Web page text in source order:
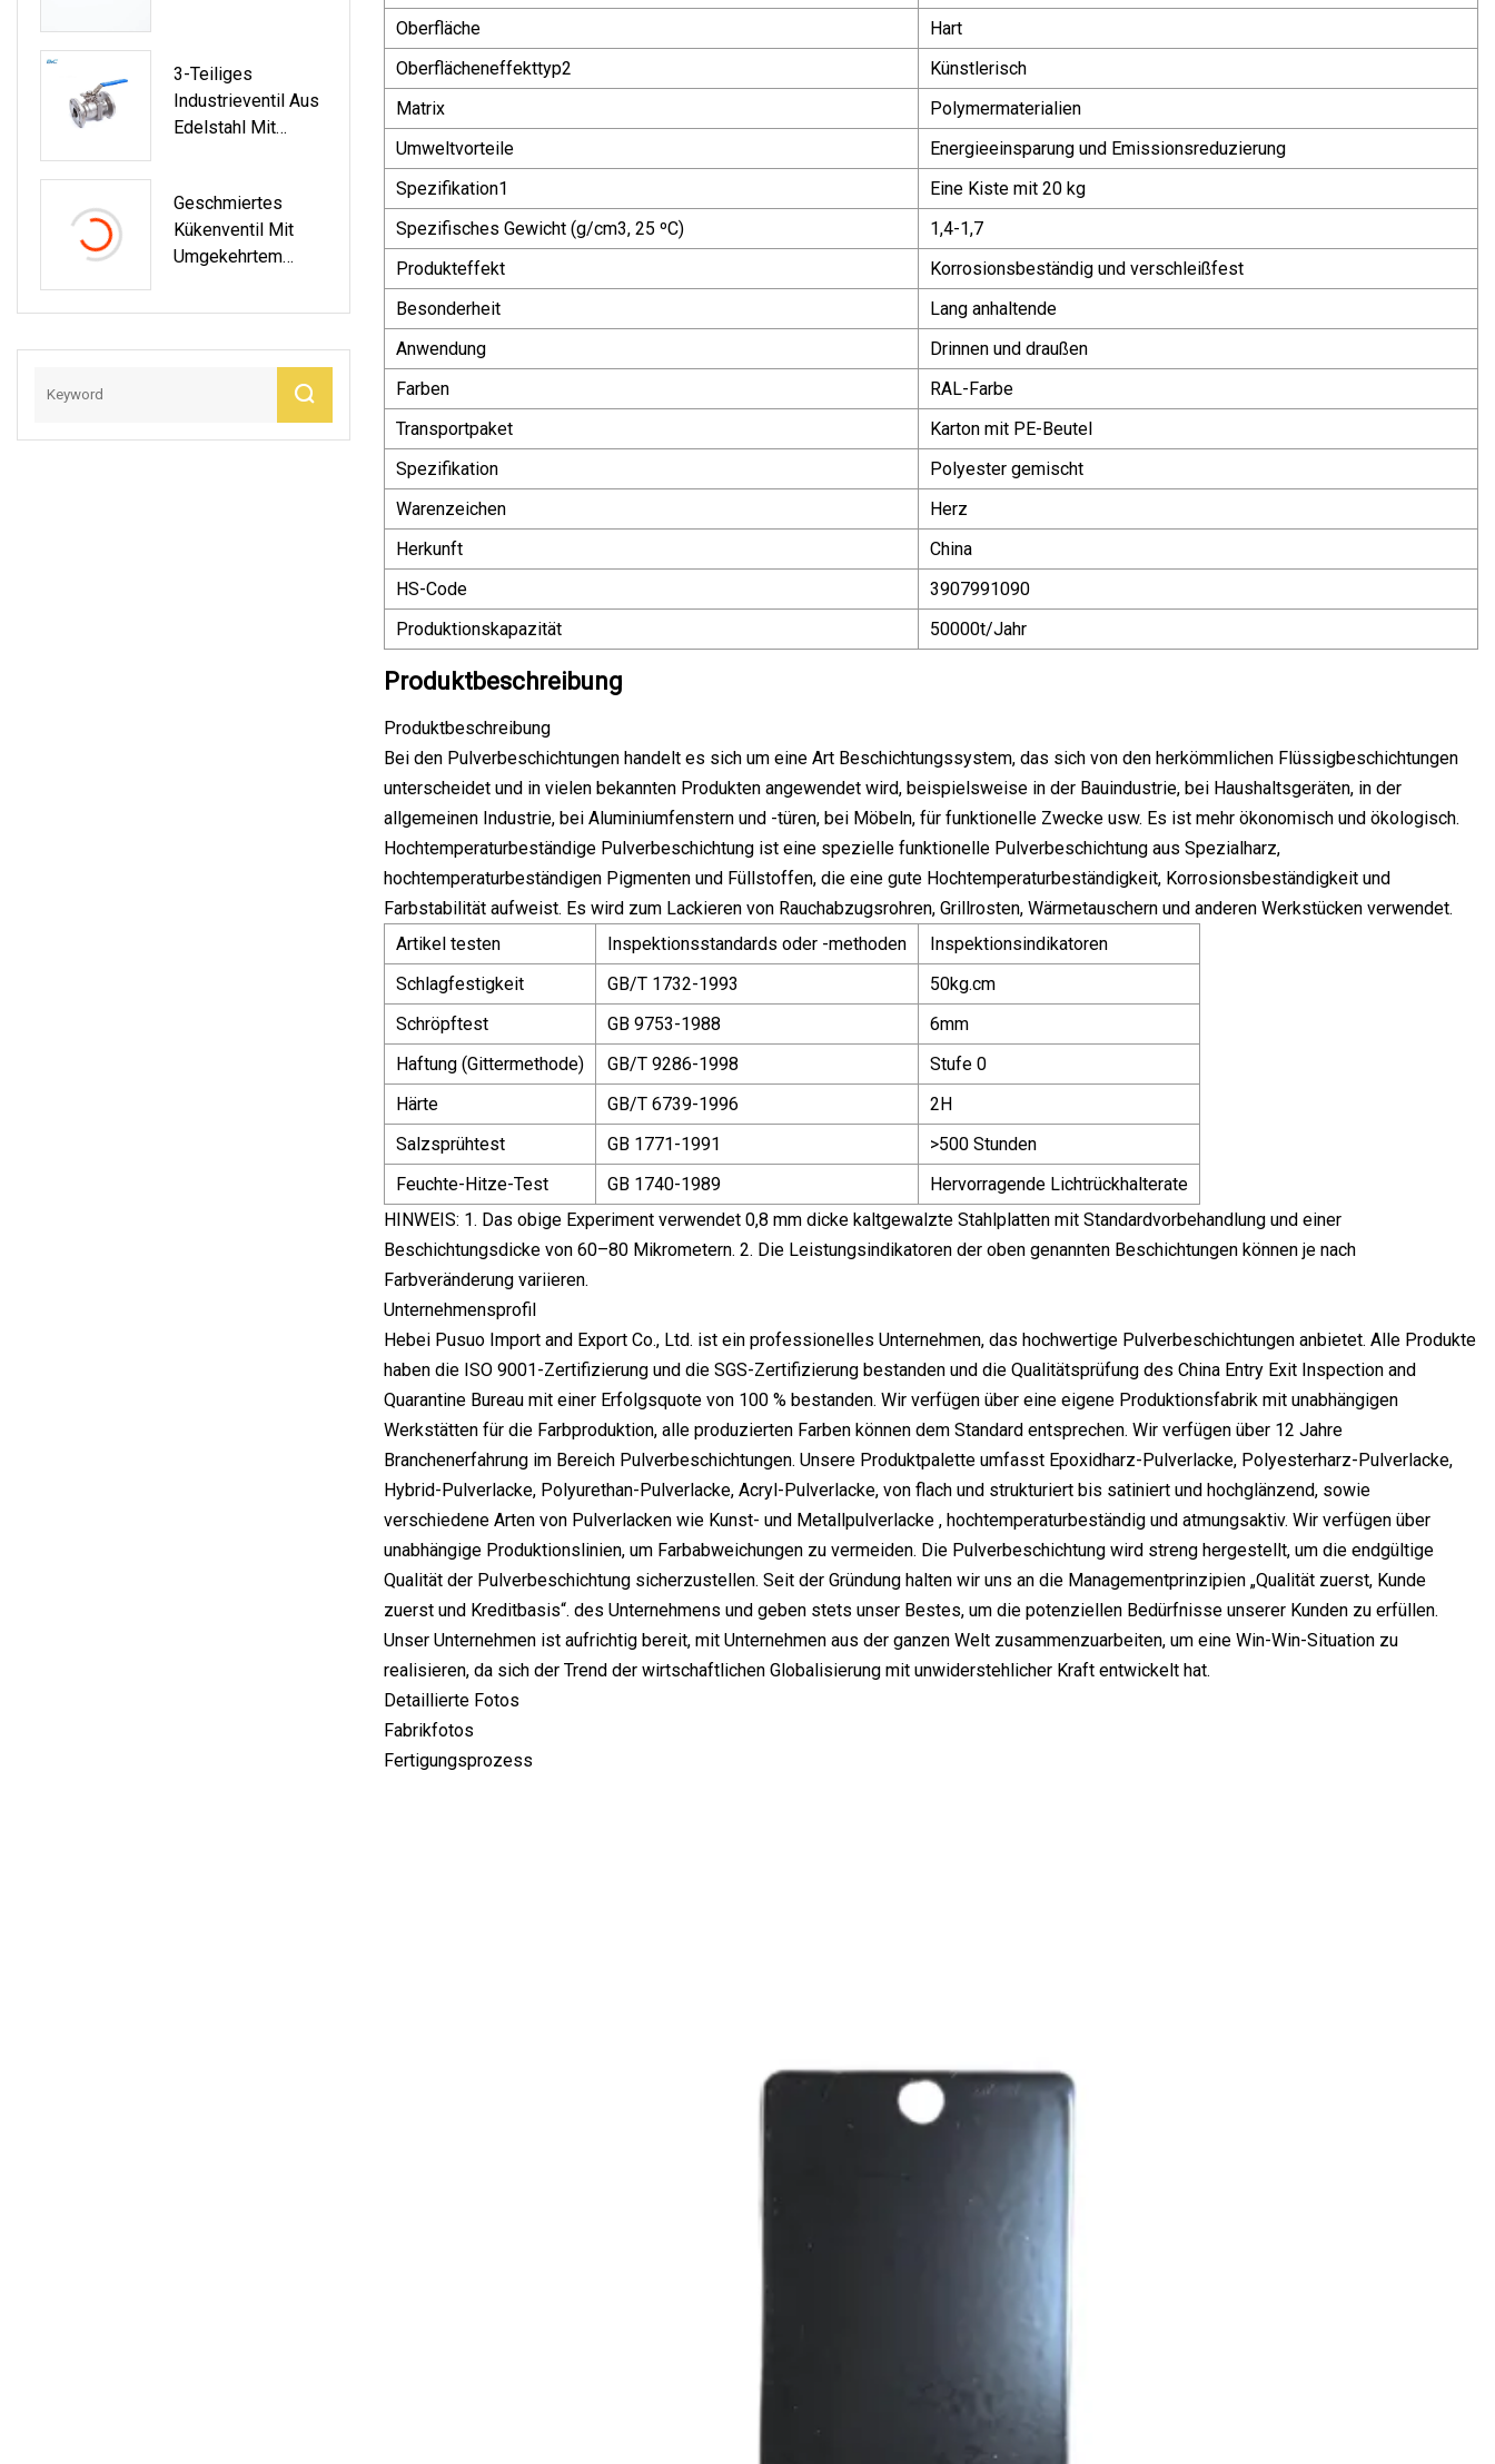
3-Teiliges
Industrieventil Aus
Edelstahl Mit
Gewinde
Geschmiertes
Kükenventil Mit
Umgekehrtem
(GAX47F)
Oberfläche
Hart
Oberflächeneffekttyp2
Künstlerisch
Matrix
Polymermaterialien
Umweltvorteile
Energieeinsparung und Emissionsreduzierung
Spezifikation1
Eine Kiste mit 20 kg
Spezifisches Gewicht (g/cm3, 25 ºC)
1,4-1,7
Produkteffekt
Korrosionsbeständig und verschleißfest
Besonderheit
Lang anhaltende
Anwendung
Drinnen und draußen
Farben
RAL-Farbe
Transportpaket
Karton mit PE-Beutel
Spezifikation
Polyester gemischt
Warenzeichen
Herz
Herkunft
China
HS-Code
3907991090
Produktionskapazität
50000t/Jahr
Produktbeschreibung
Produktbeschreibung
Bei den Pulverbeschichtungen handelt es sich um eine Art Beschichtungssystem, das sich von den herkömmlichen Flüssigbeschichtungen
unterscheidet und in vielen bekannten Produkten angewendet wird, beispielsweise in der Bauindustrie, bei Haushaltsgeräten, in der
allgemeinen Industrie, bei Aluminiumfenstern und -türen, bei Möbeln, für funktionelle Zwecke usw. Es ist mehr ökonomisch und ökologisch.
Hochtemperaturbeständige Pulverbeschichtung ist eine spezielle funktionelle Pulverbeschichtung aus Spezialharz,
hochtemperaturbeständigen Pigmenten und Füllstoffen, die eine gute Hochtemperaturbeständigkeit, Korrosionsbeständigkeit und
Farbstabilität aufweist. Es wird zum Lackieren von Rauchabzugsrohren, Grillrosten, Wärmetauschern und anderen Werkstücken verwendet.
Artikel testen
Inspektionsstandards oder -methoden
Inspektionsindikatoren
Schlagfestigkeit
GB/T 1732-1993
50kg.cm
Schröpftest
GB 9753-1988
6mm
Haftung (Gittermethode)
GB/T 9286-1998
Stufe 0
Härte
GB/T 6739-1996
2H
Salzsprühtest
GB 1771-1991
>500 Stunden
Feuchte-Hitze-Test
GB 1740-1989
Hervorragende Lichtrückhalterate
HINWEIS: 1. Das obige Experiment verwendet 0,8 mm dicke kaltgewalzte Stahlplatten mit Standardvorbehandlung und einer
Beschichtungsdicke von 60–80 Mikrometern. 2. Die Leistungsindikatoren der oben genannten Beschichtungen können je nach
Farbveränderung variieren.
Unternehmensprofil
Hebei Pusuo Import and Export Co., Ltd. ist ein professionelles Unternehmen, das hochwertige Pulverbeschichtungen anbietet. Alle Produkte
haben die ISO 9001-Zertifizierung und die SGS-Zertifizierung bestanden und die Qualitätsprüfung des China Entry Exit Inspection and
Quarantine Bureau mit einer Erfolgsquote von 100 % bestanden. Wir verfügen über eine eigene Produktionsfabrik mit unabhängigen
Werkstätten für die Farbproduktion, alle produzierten Farben können dem Standard entsprechen. Wir verfügen über 12 Jahre
Branchenerfahrung im Bereich Pulverbeschichtungen. Unsere Produktpalette umfasst Epoxidharz-Pulverlacke, Polyesterharz-Pulverlacke,
Hybrid-Pulverlacke, Polyurethan-Pulverlacke, Acryl-Pulverlacke, von flach und strukturiert bis satiniert und hochglänzend, sowie
verschiedene Arten von Pulverlacken wie Kunst- und Metallpulverlacke , hochtemperaturbeständig und atmungsaktiv. Wir verfügen über
unabhängige Produktionslinien, um Farbabweichungen zu vermeiden. Die Pulverbeschichtung wird streng hergestellt, um die endgültige
Qualität der Pulverbeschichtung sicherzustellen. Seit der Gründung halten wir uns an die Managementprinzipien „Qualität zuerst, Kunde
zuerst und Kreditbasis“. des Unternehmens und geben stets unser Bestes, um die potenziellen Bedürfnisse unserer Kunden zu erfüllen.
Unser Unternehmen ist aufrichtig bereit, mit Unternehmen aus der ganzen Welt zusammenzuarbeiten, um eine Win-Win-Situation zu
realisieren, da sich der Trend der wirtschaftlichen Globalisierung mit unwiderstehlicher Kraft entwickelt hat.
Detaillierte Fotos
Fabrikfotos
Fertigungsprozess